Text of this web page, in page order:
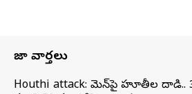
తాజా వార్తలు
Houthi attack: యెమెన్‌పై హూతీల దాడి..